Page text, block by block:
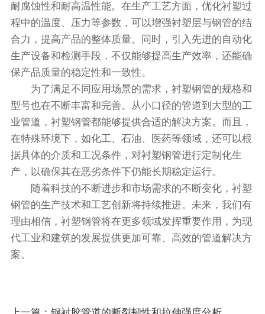
耐腐蚀性和耐高温性能。在生产工艺方面，优化衬塑过
程中的温度、压力等参数，可以增强衬塑层与钢管的结
合力，提高产品的整体质量。同时，引入先进的自动化
生产设备和检测手段，不仅能够提高生产效率，还能确
保产品质量的稳定性和一致性。
为了满足不同应用场景的需求，衬塑钢管的规格和
型号也在不断丰富和完善。从小口径的管道到大型的工
业管道，衬塑钢管都能够提供合适的解决方案。而且，
在特殊环境下，如化工、石油、医药等领域，还可以根
据具体的介质和工况条件，对衬塑钢管进行定制化生
产，以确保其在恶劣条件下仍能长期稳定运行。
随着科技的不断进步和市场需求的不断变化，衬塑
钢管的生产技术和工艺创新将持续推进。未来，我们有
理由相信，衬塑钢管将在更多领域发挥重要作用，为现
代工业和建筑的发展提供更加可靠、高效的管道解决方
案。